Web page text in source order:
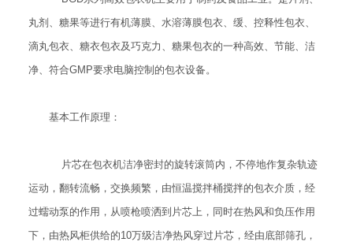
丸剂、糖果等进行有机薄膜、水溶薄膜包衣、缓、控释性包衣、
滴丸包衣、糖衣包衣及巧克力、糖果包衣的一种高效、节能、洁
净、符合GMP要求电脑控制的包衣设备。
基本工作原理：
片芯在包衣机洁净密封的旋转滚筒内，不停地作复杂轨迹
运动，翻转流畅，交换频繁，由恒温搅拌桶搅拌的包衣介质，经
过蠕动泵的作用，从喷枪喷洒到片芯上，同时在热风和负压作用
下，由热风柜供给的10万级洁净热风穿过片芯，经由底部筛孔，